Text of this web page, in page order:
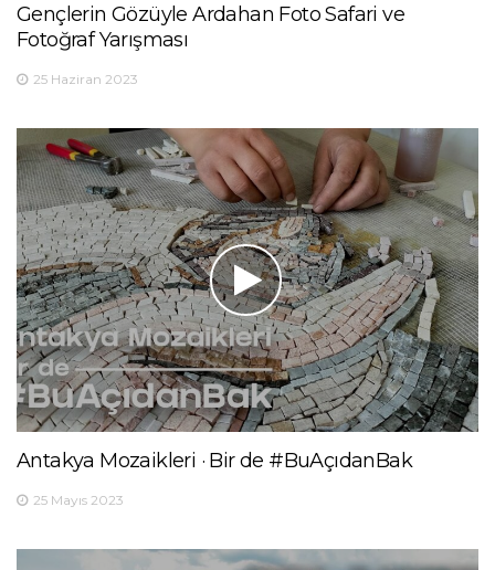
Gençlerin Gözüyle Ardahan Foto Safari ve
Fotoğraf Yarışması
25 Haziran 2023
Antakya Mozaikleri · Bir de #BuAçıdanBak
25 Mayıs 2023